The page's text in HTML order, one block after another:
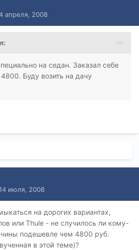
апреля, 2008
на седан. Заказал себе
Буду возить на дачу
июля, 2008
на дорогих вариантах,
или Thule - не случилось ли кому-
подешевле чем 4800 руб.
в этой теме)?